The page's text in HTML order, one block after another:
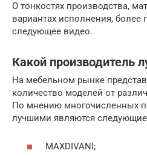
О тонкостях производства,
вариантах исполнения, более
следующее видео.
Какой производитель
На мебельном рынке
количество моделей от
По мнению многочисленных
лучшими являются
MAXDIVANI;